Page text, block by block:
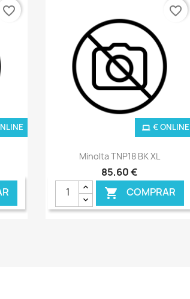
favorite_border
Ver+
Minolta TNP18 BK XL
85,60 €
 COMPRAR
€ ONLINE
favorite_border